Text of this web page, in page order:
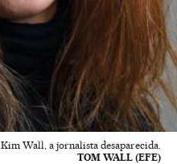
Kim Wall, a jornalista desaparecida.
TOM WALL (EFE)